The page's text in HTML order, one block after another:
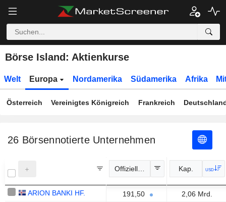
Börse Island: Aktienkurse
Welt Europa Nordamerika Südamerika Afrika
Österreich Vereinigtes Königreich Frankreich
26 Börsennotierte Unternehmen
Offizieller Kurs Kap. USD
ARION BANKI HF. 191,50
2,06 Mrd.